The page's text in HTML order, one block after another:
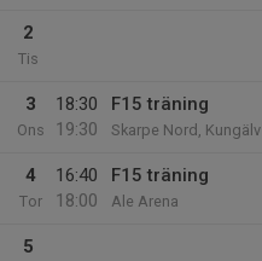
2
Tis
3
Ons
18:30
19:30
F15 träning
Skarpe Nord, Kungälv
4
Tor
16:40
18:00
F15 träning
Ale Arena
5